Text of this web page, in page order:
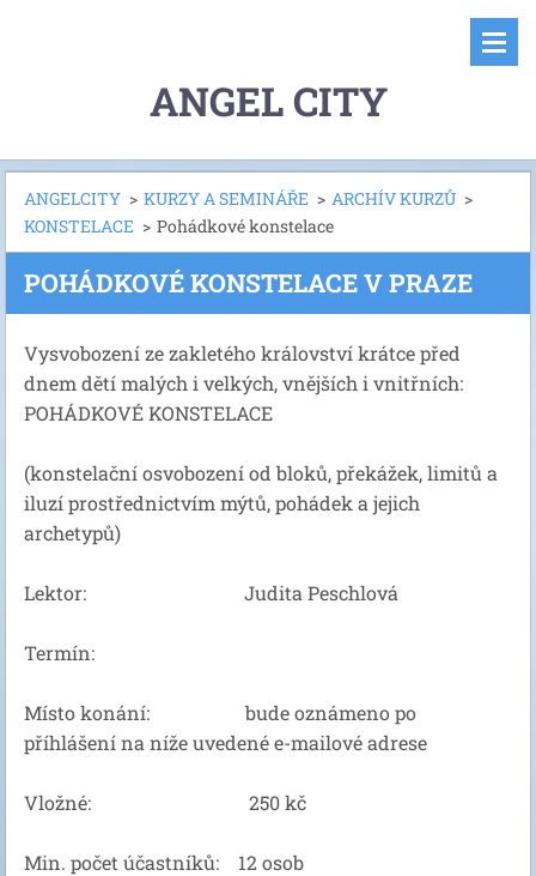
ANGEL CITY
ANGELCITY > KURZY A SEMINÁŘE > ARCHÍV KURZŮ >
KONSTELACE > Pohádkové konstelace
POHÁDKOVÉ KONSTELACE V PRAZE
Vysvobození ze zakletého království krátce před
dnem dětí malých i velkých, vnějších i vnitřních:
POHÁDKOVÉ KONSTELACE
(konstelační osvobození od bloků, překážek, limitů a
iluzí prostřednictvím mýtů, pohádek a jejich
archetypů)
Lektor: Judita Peschlová
Termín:
Místo konání: bude oznámeno po
příhlášení na níže uvedené e-mailové adrese
Vložné: 250 kč
Min. počet účastníků: 12 osob